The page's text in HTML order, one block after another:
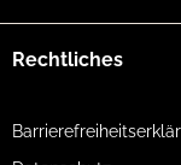
Rechtliches